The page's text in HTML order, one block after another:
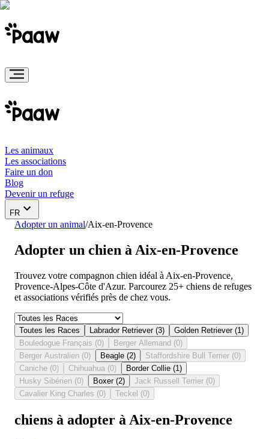
Les animaux
Les associations
Faire un don
Blog
Devenir un refuge
FR
Adopter un animal/Aix-en-Provence
Adopter un chien à Aix-en-Provence
Trouvez votre compagnon chien idéal à Aix-en-Provence,
Provence-Alpes-Côte d'Azur. Parcourez 25+ chiens de refuges
et associations vérifiés près de chez vous.
Toutes les Races Labrador Retriever (3) Golden Retriever (1 )
Bouledogue Français (0) Berger Allemand (0)
Berger Australien (0) Beagle (2) Staffordshire Bull Terrier (0)
Caniche (0) Chihuahua (0) Border Collie (1 )
Husky Sibérien (0) Boxer (2) Jack Russell Terrier (0)
Cavalier King Charles (0) Teckel (0)
chiens à adopter à Aix-en-Provence